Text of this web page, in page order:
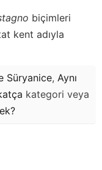
biçimleri
kent adıyla
Süryanice, Aynı
kategori veya